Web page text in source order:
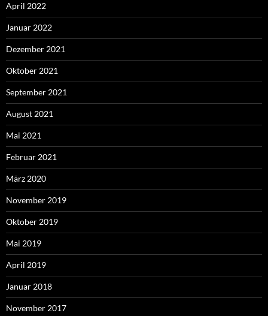
April 2022
Januar 2022
Dezember 2021
Oktober 2021
September 2021
August 2021
Mai 2021
Februar 2021
März 2020
November 2019
Oktober 2019
Mai 2019
April 2019
Januar 2018
November 2017